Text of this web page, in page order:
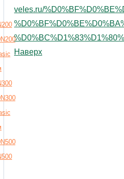
veles.ru/
Наверх